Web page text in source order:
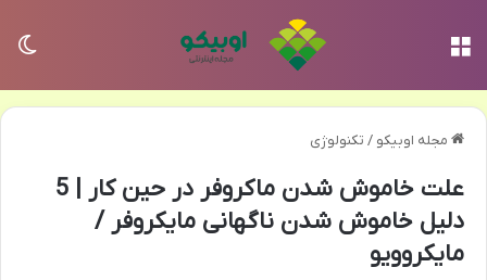
مجله اوبیکو / تکنولوژی
علت خاموش شدن ماکروفر در حین کار | 5
دلیل خاموش شدن ناگهانی مایکروفر /
مایکروویو